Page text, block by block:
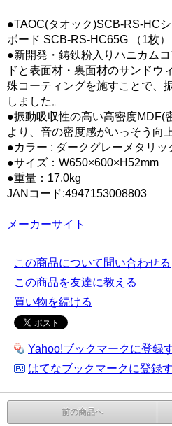
●TAOC(タオック)SCB-RS-HC
ボード SCB-RS-HC65G （1枚）
●新開発・鋳鉄粉入りハニカム
ドと表面材・裏面材のサンドウ
殊コーティングを施すことで、
しました。
●振動吸収性の高い高密度MDF(
より、音の密度感がいっそう向
●カラー : ダークグレーメタリッ
●サイズ：W650×600×H52mm
●重量：17.0kg
JANコード:4947153008803
メーカーサイト
この商品について問い合わせる
この商品を友達に教える
買い物を続ける
Yahoo!ブックマークに登録
はてなブックマークに登録
前の商品へ